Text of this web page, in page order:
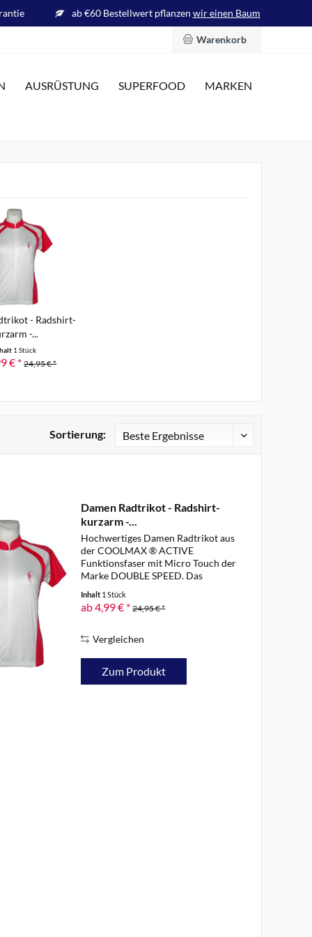
ab €60 Bestellwert pflanzen wir einen Baum
Warenkorb
AUSRÜSTUNG SUPERFOOD MARKEN
- Radshirt-
-...
1 Stück
€ * 24,95 € *
Sortierung:
Damen Radtrikot - Radshirt-
kurzarm -...
Hochwertiges Damen Radtrikot aus
der COOLMAX ® ACTIVE
Funktionsfaser mit Micro Touch der
Marke DOUBLE SPEED. Das
aus leichtem, elastischem Mesh
Gewebe gefertigt, bietet perfektes
Inhalt 1 Stück
ab 4,99 € * 24,95 € *
Vergleichen
Zum Produkt